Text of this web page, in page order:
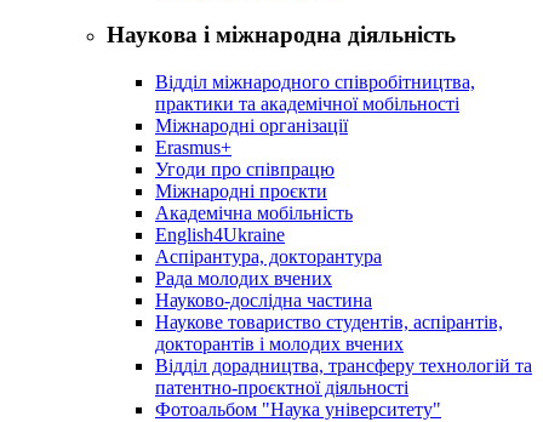
Наукова і міжнародна діяльність
Відділ міжнародного співробітництва,
практики та академічної мобільності
Міжнародні організації
Erasmus+
Угоди про співпрацю
Міжнародні проєкти
Академічна мобільність
English4Ukraine
Аспірантура, докторантура
Рада молодих вчених
Науково-дослідна частина
Наукове товариство студентів, аспірантів,
докторантів і молодих вчених
Відділ дорадництва, трансферу технологій та
патентно-проєктної діяльності
Фотоальбом "Наука університету"